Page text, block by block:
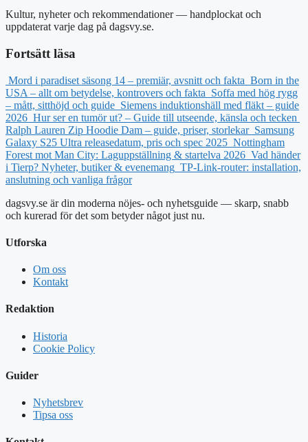
Kultur, nyheter och rekommendationer — handplockat och
uppdaterat varje dag på dagsvy.se.
Fortsätt läsa
Mord i paradiset säsong 14 – premiär, avsnitt och fakta Born in the
USA – allt om betydelse, kontrovers och fakta Soffa med hög rygg
– mått, sitthöjd och guide Siemens induktionshäll med fläkt – guide
2026 Hur ser en tumör ut? – Guide till utseende, känsla och tecken
Ralph Lauren Zip Hoodie Dam – guide, priser, storlekar Samsung
Galaxy S25 Ultra releasedatum, pris och spec 2025 Nottingham
Forest mot Man City: Laguppställning & startelva 2026 Vad händer
i Tierp? Nyheter, butiker & evenemang TP-Link-router: installation,
anslutning och vanliga frågor
dagsvy.se är din moderna nöjes- och nyhetsguide — skarp, snabb
och kurerad för det som betyder något just nu.
Utforska
Om oss
Kontakt
Redaktion
Historia
Cookie Policy
Guider
Nyhetsbrev
Tipsa oss